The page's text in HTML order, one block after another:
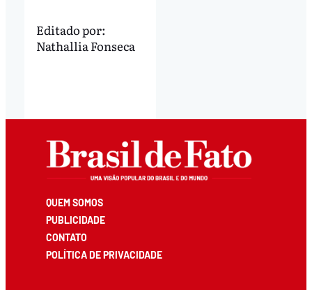
Editado por:
Nathallia Fonseca
QUEM SOMOS
PUBLICIDADE
CONTATO
POLÍTICA DE PRIVACIDADE